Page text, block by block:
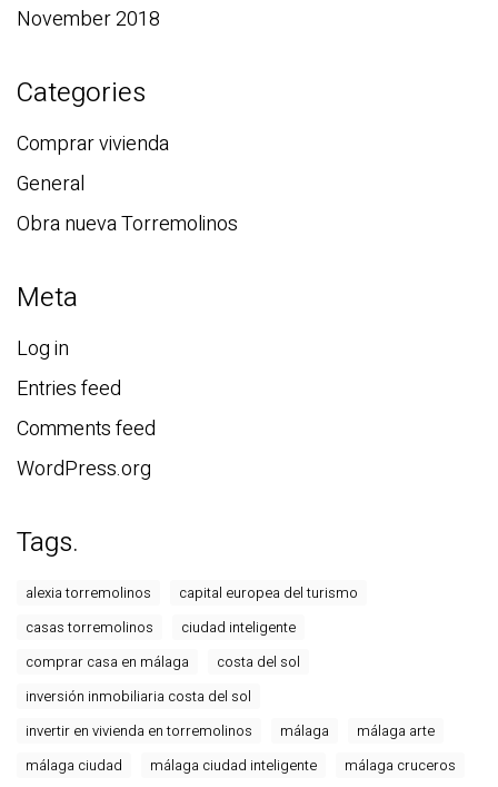
November 2018
Categories
Comprar vivienda
General
Obra nueva Torremolinos
Meta
Log in
Entries feed
Comments feed
WordPress.org
Tags.
alexia torremolinos
capital europea del turismo
casas torremolinos
ciudad inteligente
comprar casa en málaga
costa del sol
inversión inmobiliaria costa del sol
invertir en vivienda en torremolinos
málaga
málaga arte
málaga ciudad
málaga ciudad inteligente
málaga cruceros